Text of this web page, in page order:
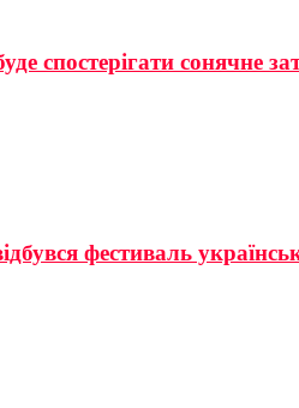
спостерігати сонячне
фестиваль